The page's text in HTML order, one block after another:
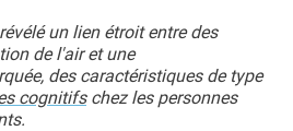
un lien étroit entre des
de l'air et une
des caractéristiques de type
cognitifschez les personnes